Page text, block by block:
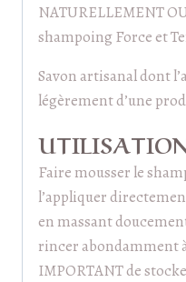
NATURELLEMENT
shampoing Force et
Savon artisanal dont
légèrement d’une
Faire mousser le
l’appliquer
en massant
rincer abondamment à
IMPORTANT de